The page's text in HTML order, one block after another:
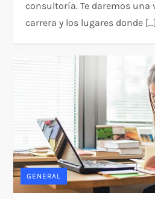
consultoría. Te daremos una
carrera y los lugares donde […]
GENERAL